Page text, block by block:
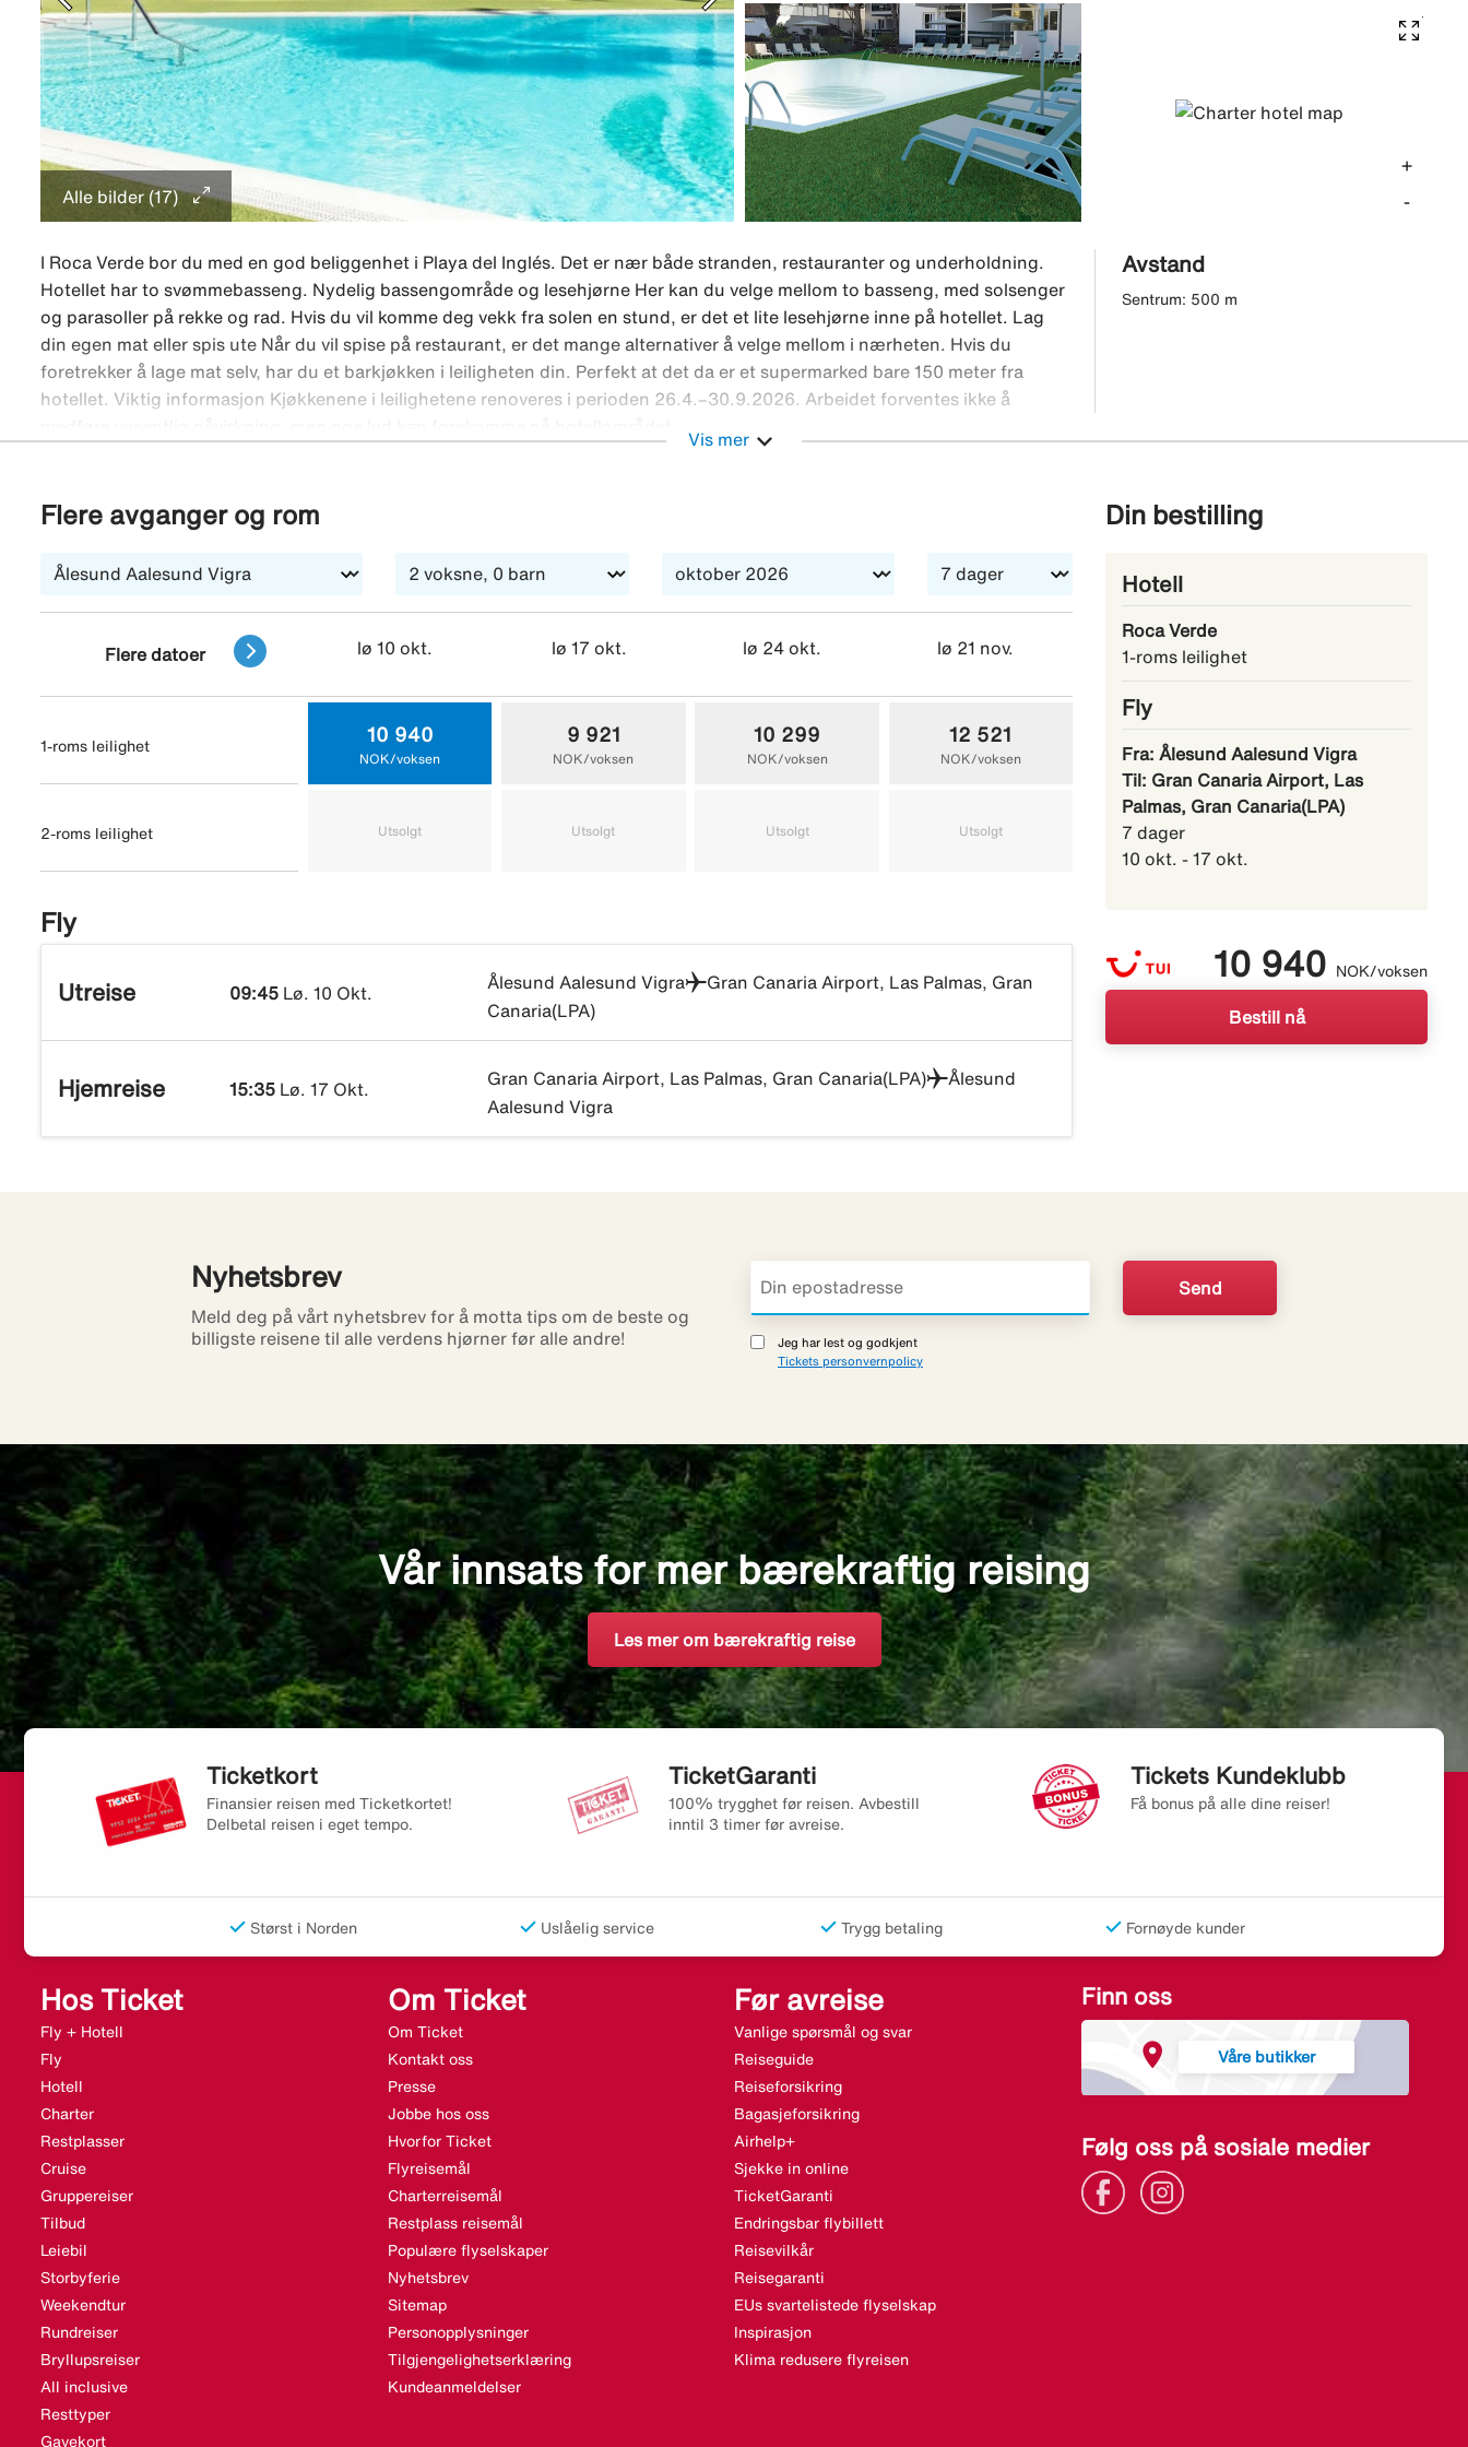
Alle bilder (17)
+
-
I Roca Verde bor du med en god beliggenhet i Playa del Inglés. Det er nær både stranden, restauranter og underholdning.
Hotellet har to svømmebasseng. Nydelig bassengområde og lesehjørne Her kan du velge mellom to basseng, med solsenger
og parasoller på rekke og rad. Hvis du vil komme deg vekk fra solen en stund, er det et lite lesehjørne inne på hotellet. Lag
din egen mat eller spis ute Når du vil spise på restaurant, er det mange alternativer å velge mellom i nærheten. Hvis du
foretrekker å lage mat selv, har du et barkjøkken i leiligheten din. Perfekt at det da er et supermarked bare 150 meter fra
hotellet. Viktig informasjon Kjøkkenene i leilighetene renoveres i perioden 26.4.–30.9.2026. Arbeidet forventes ikke å
Avstand
Sentrum: 500 m
Vis mer expand_more
Flere avganger og rom
Flere datoer lø 10 okt. lø 17 okt. lø 24 okt. lø 21 nov. lø 12 des.
1-roms leilighet
10 940
NOK/voksen
9 921
NOK/voksen
10 299
NOK/voksen
12 521
NOK/voksen
Utsolgt
2-roms leilighet Utsolgt Utsolgt Utsolgt Utsolgt 9 847
NOK/voksen
16 683
Fly
Utreise 09:45 Lø. 10 Okt.
Ålesund Aalesund Vigra
Gran Canaria Airport, Las Palmas, Gran
Canaria(LPA)
Hjemreise 15:35 Lø. 17 Okt.
Gran Canaria Airport, Las Palmas, Gran Canaria(LPA)
Ålesund
Aalesund Vigra
Din bestilling
Hotell
Roca Verde
1-roms leilighet
Fly
Fra: Ålesund Aalesund Vigra
Til: Gran Canaria Airport, Las
Palmas, Gran Canaria(LPA)
7 dager
10 okt. - 17 okt.
10 940 NOK/voksen
Bestill nå
Nyhetsbrev
Meld deg på vårt nyhetsbrev for å motta tips om de beste og
billigste reisene til alle verdens hjørner før alle andre!
Jeg har lest og godkjent
Tickets personvernpolicy
Vår innsats for mer bærekraftig reising
Les mer om bærekraftig reise
Ticketkort
Finansier reisen med Ticketkortet!
Delbetal reisen i eget tempo.
TicketGaranti
100% trygghet før reisen. Avbestill
inntil 3 timer før avreise.
Tickets Kundeklubb
Få bonus på alle dine reiser!
Størst i Norden Uslåelig service Trygg betaling Fornøyde kunder
Hos Ticket
Fly + Hotell
Fly
Hotell
Charter
Restplasser
Cruise
Gruppereiser
Tilbud
Leiebil
Storbyferie
Weekendtur
Rundreiser
Bryllupsreiser
All inclusive
Resttyper
Gavekort
Om Ticket
Om Ticket
Kontakt oss
Presse
Jobbe hos oss
Hvorfor Ticket
Flyreisemål
Charterreisemål
Restplass reisemål
Populære flyselskaper
Nyhetsbrev
Sitemap
Personopplysninger
Tilgjengelighetserklæring
Kundeanmeldelser
Før avreise
Vanlige spørsmål og svar
Reiseguide
Reiseforsikring
Bagasjeforsikring
Airhelp+
Sjekke in online
TicketGaranti
Endringsbar flybillett
Reisevilkår
Reisegaranti
EUs svartelistede flyselskap
Inspirasjon
Klima redusere flyreisen
Finn oss
Våre butikker
Følg oss på sosiale medier